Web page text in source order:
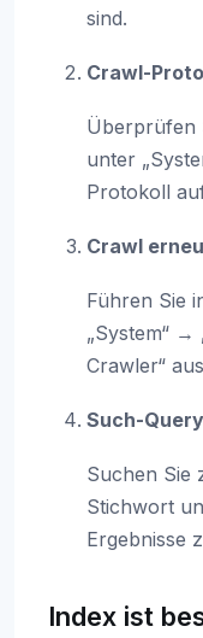
sind.
Crawl-
Überprüfen
unter
Protokoll
Crawl
Führen Sie
„System“ →
Crawler“
Such-
Suchen Sie
Stichwort
Ergebnisse
Index ist